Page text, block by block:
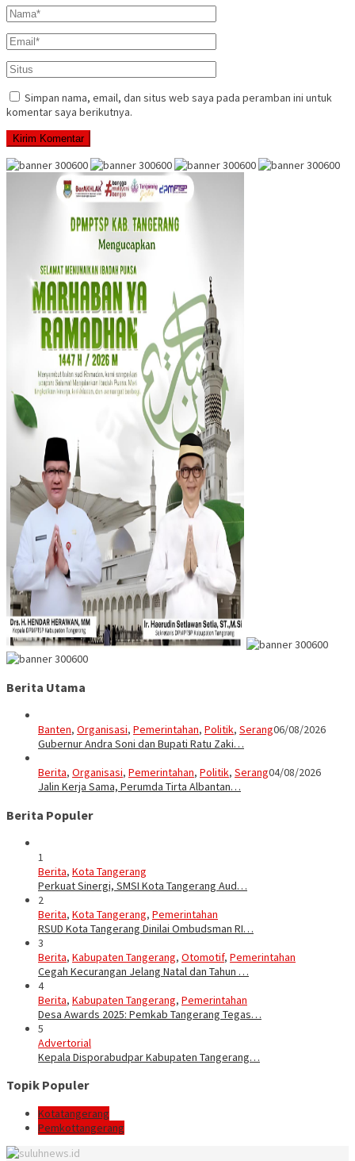
Simpan nama, email, dan situs web saya pada peramban ini untuk
komentar saya berikutnya.
Berita Utama
Banten, Organisasi, Pemerintahan, Politik, Serang06/08/2026
Gubernur Andra Soni dan Bupati Ratu Zaki…
Berita, Organisasi, Pemerintahan, Politik, Serang04/08/2026
Jalin Kerja Sama, Perumda Tirta Albantan…
Berita Populer
1
Berita, Kota Tangerang
Perkuat Sinergi, SMSI Kota Tangerang Aud…
2
Berita, Kota Tangerang, Pemerintahan
RSUD Kota Tangerang Dinilai Ombudsman RI…
3
Berita, Kabupaten Tangerang, Otomotif, Pemerintahan
Cegah Kecurangan Jelang Natal dan Tahun …
4
Berita, Kabupaten Tangerang, Pemerintahan
Desa Awards 2025: Pemkab Tangerang Tegas…
5
Advertorial
Kepala Disporabudpar Kabupaten Tangerang…
Topik Populer
Kotatangerang
Pemkottangerang